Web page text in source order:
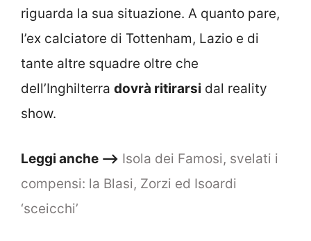
riguarda la sua situazione. A quanto pare,
l’ex calciatore di Tottenham, Lazio e di
tante altre squadre oltre che
dell’Inghilterra dovrà ritirarsi dal reality
show.
Leggi anche –> Isola dei Famosi, svelati i
compensi: la Blasi, Zorzi ed Isoardi
‘sceicchi’